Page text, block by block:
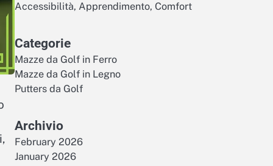
Accessibilità, Apprendimento, Comfort
Categorie
Mazze da Golf in Ferro
Mazze da Golf in Legno
Putters da Golf
Archivio
February 2026
January 2026